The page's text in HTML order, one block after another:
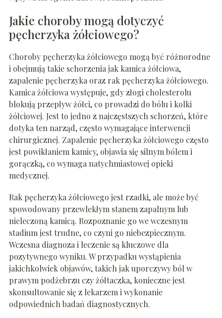
Jakie choroby mogą dotyczyć
pęcherzyka żółciowego?
Choroby pęcherzyka żółciowego mogą być różnorodne
i obejmują takie schorzenia jak kamica żółciowa,
zapalenie pęcherzyka oraz rak pęcherzyka żółciowego.
Kamica żółciowa występuje, gdy złogi cholesterolu
blokują przepływ żółci, co prowadzi do bólu i kolki
żółciowej. Jest to jedno z najczęstszych schorzeń, które
dotyka ten narząd, często wymagające interwencji
chirurgicznej. Zapalenie pęcherzyka żółciowego często
jest powikłaniem kamicy, objawia się silnym bólem i
gorączką, co wymaga natychmiastowej opieki
medycznej.
Rak pęcherzyka żółciowego jest rzadki, ale może być
spowodowany przewlekłym stanem zapalnym lub
nieleczoną kamicą. Rozpoznanie go we wczesnym
stadium jest trudne, co czyni go niebezpiecznym.
Wczesna diagnoza i leczenie są kluczowe dla
pozytywnego wyniku. W przypadku wystąpienia
jakichkolwiek objawów, takich jak uporczywy ból w
prawym podżebrzu czy żółtaczka, konieczne jest
skonsultowanie się z lekarzem i wykonanie
odpowiednich badań diagnostycznych.